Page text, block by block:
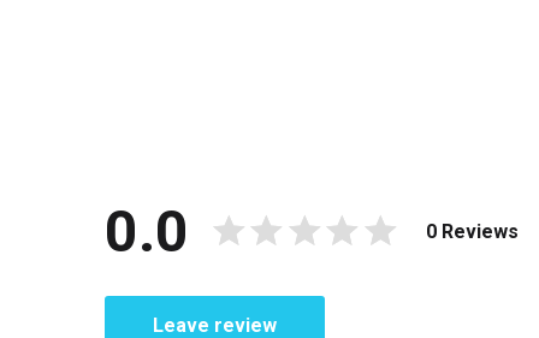
0.0 0 Reviews
Leave review